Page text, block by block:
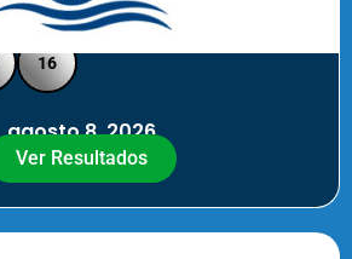
Pool SXM - Medio Día
16
agosto 8, 2026
Ver Resultados